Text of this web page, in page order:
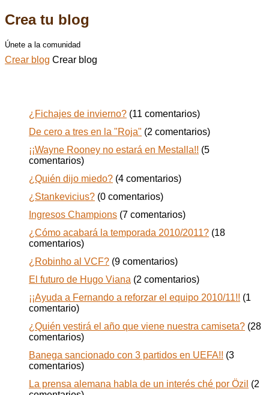
Crea tu blog
Únete a la comunidad
Crear blog Crear blog
¿Fichajes de invierno? (11 comentarios)
De cero a tres en la "Roja" (2 comentarios)
¡¡Wayne Rooney no estará en Mestalla!! (5
comentarios)
¿Quién dijo miedo? (4 comentarios)
¿Stankevicius? (0 comentarios)
Ingresos Champions (7 comentarios)
¿Cómo acabará la temporada 2010/2011? (18
comentarios)
¿Robinho al VCF? (9 comentarios)
El futuro de Hugo Viana (2 comentarios)
¡¡Ayuda a Fernando a reforzar el equipo 2010/11!! (1
comentario)
¿Quién vestirá el año que viene nuestra camiseta? (28
comentarios)
Banega sancionado con 3 partidos en UEFA!! (3
comentarios)
La prensa alemana habla de un interés ché por Özil (2